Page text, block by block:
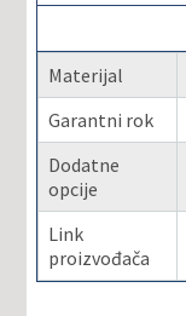
Materijal
Garantni rok
Dodatne
opcije
Link
proizvođača